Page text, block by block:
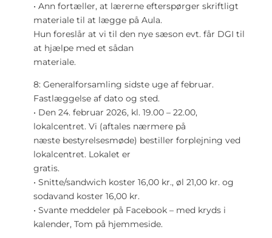
• Ann fortæller, at lærerne efterspørger skriftligt
materiale til at lægge på Aula.
Hun foreslår at vi til den nye sæson evt. får DGI til
at hjælpe med et sådan
materiale.
8: Generalforsamling sidste uge af februar.
Fastlæggelse af dato og sted.
• Den 24. februar 2026, kl. 19.00 – 22.00,
lokalcentret. Vi (aftales nærmere på
næste bestyrelsesmøde) bestiller forplejning ved
lokalcentret. Lokalet er
gratis.
• Snitte/sandwich koster 16,00 kr., øl 21,00 kr. og
sodavand koster 16,00 kr.
• Svante meddeler på Facebook – med kryds i
kalender, Tom på hjemmeside.